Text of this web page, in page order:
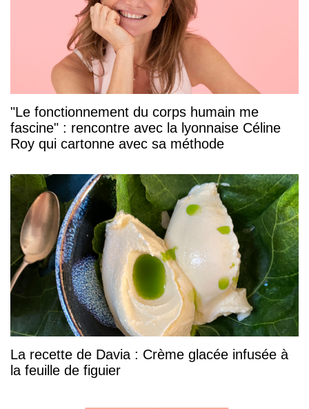
"Le fonctionnement du corps humain me
fascine" : rencontre avec la lyonnaise Céline
Roy qui cartonne avec sa méthode
La recette de Davia : Crème glacée infusée à
la feuille de figuier